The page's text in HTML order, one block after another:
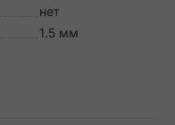
нет
1.5 мм